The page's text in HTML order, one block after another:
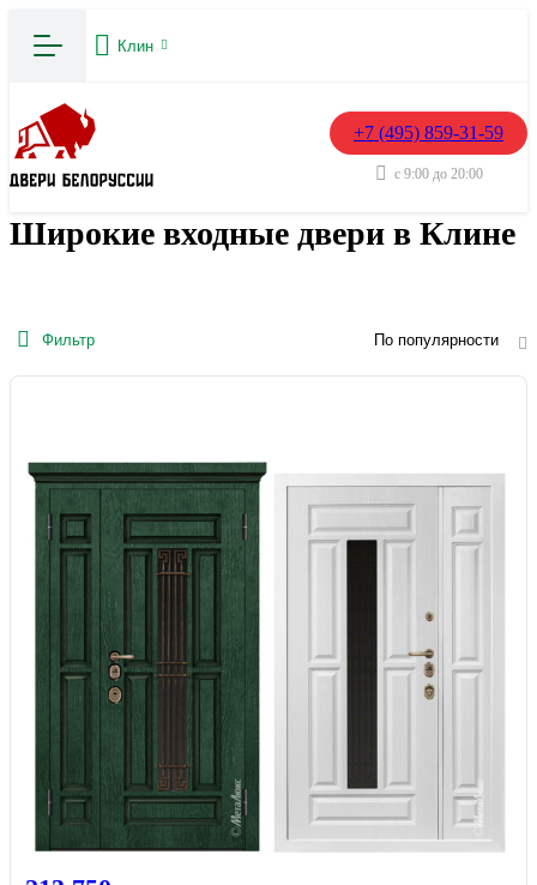
Клин
+7 (495) 859-31-59
с 9:00 до 20:00
Широкие входные двери в Клине
Фильтр По популярности